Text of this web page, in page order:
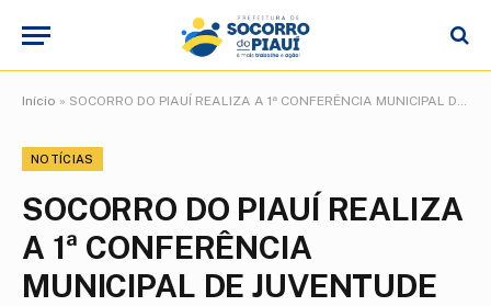
Início » SOCORRO DO PIAUÍ REALIZA A 1ª CONFERÊNCIA MUNICIPAL DE JUVENTUDE
NOTÍCIAS
SOCORRO DO PIAUÍ REALIZA
A 1ª CONFERÊNCIA
MUNICIPAL DE JUVENTUDE